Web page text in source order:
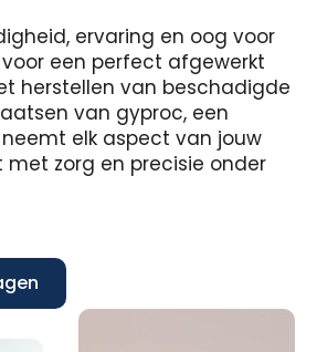
ervaring en oog voor
een perfect afgewerkt
herstellen van beschadigde
van gyproc, een
elk aspect van jouw
zorg en precisie onder